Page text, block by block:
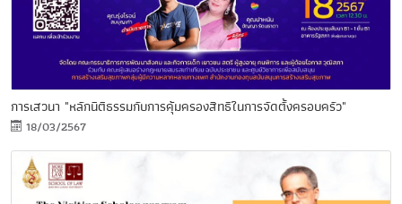
การเสวนา "หลักนิติธรรมกับการคุ้มครองสิทธิในการจัดตั้งครอบครัว"
18/03/2567